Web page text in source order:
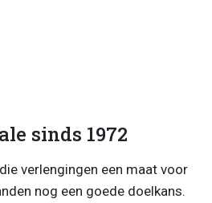
sinds 1972
verlengingen een maat voor
nog een goede doelkans.